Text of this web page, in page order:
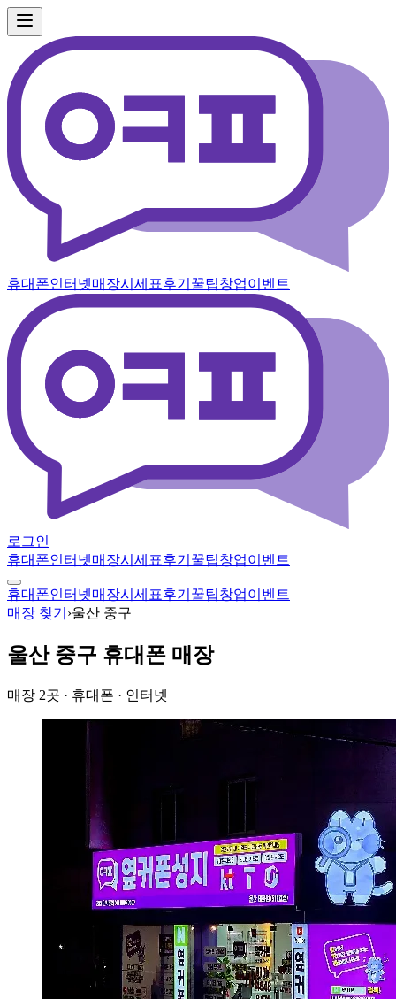
휴대폰인터넷매장시세표후기 꿀팁창업이벤트
로그인
휴대폰인터넷매장시세표후기 꿀팁창업이벤트
휴대폰인터넷매장시세표후기 꿀팁창업이벤트
매장 찾기 ›울산 중구
울산 중구 휴대폰 매장
매장 2곳 · 휴대폰 · 인터넷